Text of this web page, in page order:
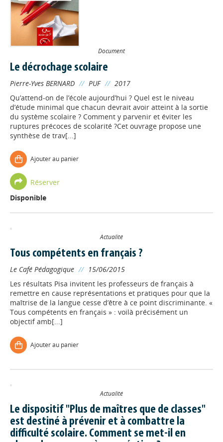
Document
Le décrochage scolaire
Pierre-Yves BERNARD // PUF // 2017
Qu’attend-on de l’école aujourd’hui ? Quel est le niveau
d’étude minimal que chacun devrait avoir atteint à la sortie
du système scolaire ? Comment y parvenir et éviter les
ruptures précoces de scolarité ?Cet ouvrage propose une
synthèse de trav[...]
Ajouter au panier
Réserver
Disponible
Actualité
Tous compétents en français ?
Le Café Pédagogique // 15/06/2015
Les résultats Pisa invitent les professeurs de français à
remettre en cause représentations et pratiques pour que la
maîtrise de la langue cesse d’être à ce point discriminante. «
Tous compétents en français » : voilà précisément un
objectif amb[...]
Ajouter au panier
Actualité
Le dispositif "Plus de maîtres que de classes"
est destiné à prévenir et à combattre la
difficulté scolaire. Comment se met-il en